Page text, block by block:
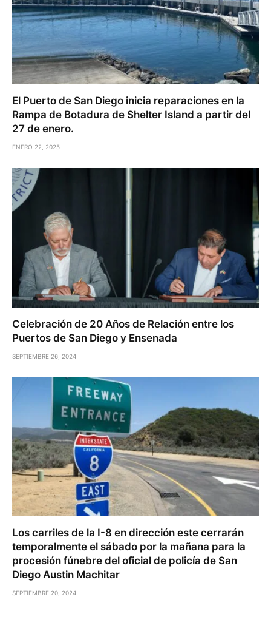
El Puerto de San Diego inicia reparaciones en la
Rampa de Botadura de Shelter Island a partir del
27 de enero.
ENERO 22, 2025
Celebración de 20 Años de Relación entre los
Puertos de San Diego y Ensenada
SEPTIEMBRE 26, 2024
Los carriles de la I-8 en dirección este cerrarán
temporalmente el sábado por la mañana para la
procesión fúnebre del oficial de policía de San
Diego Austin Machitar
SEPTIEMBRE 20, 2024